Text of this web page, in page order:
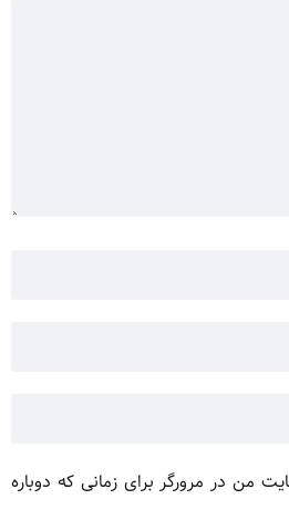
من در مرورگر برای زمانی که دوباره